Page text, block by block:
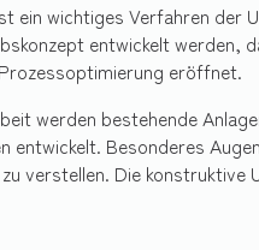
ein wichtiges Verfahren der
entwickelt werden,
eröffnet.
werden bestehende
entwickelt. Besonderes
verstellen. Die konstruktive